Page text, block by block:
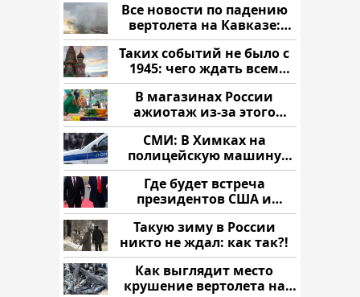
Все новости по падению
вертолета на Кавказе:
читать здесь
Таких событий не было с
1945: чего ждать всем
нам?
В магазинах России
ажиотаж из-за этого
продукта: что купить?
СМИ: В Химках на
полицейскую машину
напали и подожгли.
Где будет встреча
президентов США и
России: Европа?
Такую зиму в России
никто не ждал: как так?!
Как выглядит место
крушение вертолета на